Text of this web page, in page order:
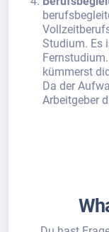
Studium. Es
kümmerst
Da der
Arbeitgeber